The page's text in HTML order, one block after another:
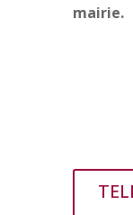
mairie.